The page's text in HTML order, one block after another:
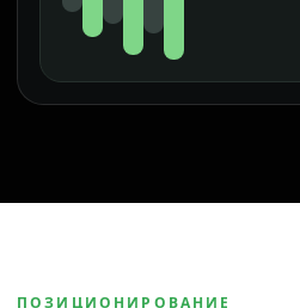
ПОЗИЦИОНИРОВАНИЕ